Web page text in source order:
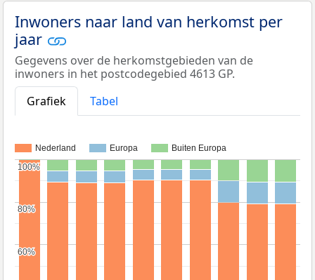
Inwoners naar land van herkomst per
jaar
Gegevens over de herkomstgebieden van de
inwoners in het postcodegebied 4613 GP.
Grafiek
Tabel
Nederland Europa Buiten Europa
60%
60%
80%
80%
100%
100%